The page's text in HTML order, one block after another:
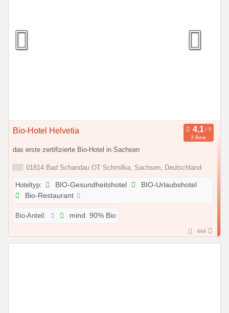
Bio-Hotel Helvetia
3 Bew.
das erste zertifizierte Bio-Hotel in Sachsen
01814 Bad Schandau OT Schmilka, Sachsen, Deutschland
Hoteltyp: BIO-Gesundheitshotel
BIO-Urlaubshotel
Bio-Restaurant
Bio-Anteil: mind. 90% Bio
444